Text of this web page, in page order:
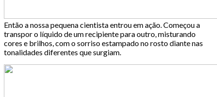
Então a nossa pequena cientista entrou em ação. Começou a
transpor o líquido de um recipiente para outro, misturando
cores e brilhos, com o sorriso estampado no rosto diante nas
tonalidades diferentes que surgiam.